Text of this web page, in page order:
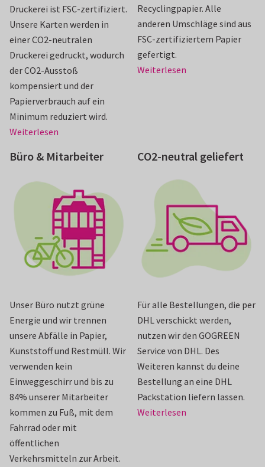
Druckerei ist FSC-zertifiziert.
Unsere Karten werden in
einer CO2-neutralen
Druckerei gedruckt, wodurch
der CO2-Ausstoß
kompensiert und der
Papierverbrauch auf ein
Minimum reduziert wird.
Weiterlesen
Recyclingpapier. Alle
anderen Umschläge sind aus
FSC-zertifiziertem Papier
gefertigt.
Weiterlesen
Büro & Mitarbeiter
Unser Büro nutzt grüne
Energie und wir trennen
unsere Abfälle in Papier,
Kunststoff und Restmüll. Wir
verwenden kein
Einweggeschirr und bis zu
84% unserer Mitarbeiter
kommen zu Fuß, mit dem
Fahrrad oder mit
öffentlichen
Verkehrsmitteln zur Arbeit.
CO2-neutral geliefert
Für alle Bestellungen, die per
DHL verschickt werden,
nutzen wir den GOGREEN
Service von DHL. Des
Weiteren kannst du deine
Bestellung an eine DHL
Packstation liefern lassen.
Weiterlesen